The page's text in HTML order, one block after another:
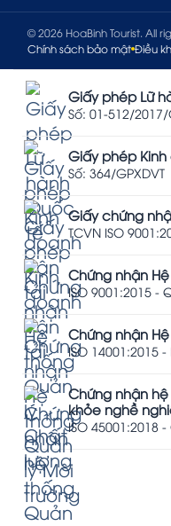
© 2026 HoaBinh Tourist. All
Chính sách bảo mật Điều
Giấy phép Lữ
Số: 01-512/2017/
Giấy phép
Số: 364/GPXDVT
Giấy chứng
TCVN ISO
Chứng nhận
ISO 9001:2015 -
Chứng nhận
ISO 14001:2015 -
Chứng nhận
khỏe nghề
ISO 45001:2018